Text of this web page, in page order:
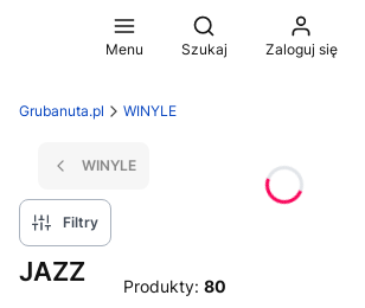
Menu
Otwórz wyszukiwarkę
Szukaj Zaloguj się
Grubanuta.pl WINYLE
WINYLE
Filtry
JAZZ Produkty: 80